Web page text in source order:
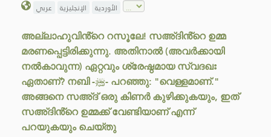
عربي الإنجليزية الأوردية
അല്ലാഹുവിൻ്റെ റസൂലേ! സഅ്ദിൻ്റെ ഉമ്മ
മരണപ്പെട്ടിരിക്കുന്നു. അതിനാൽ (അവർക്കായി
നൽകാവുന്ന) ഏറ്റവും ശ്രേഷ്ഠമായ സ്വദഖഃ
ഏതാണ്? നബി -ﷺ- പറഞ്ഞു: "വെള്ളമാണ്."
അങ്ങനെ സഅ്ദ് ഒരു കിണർ കുഴിക്കുകയും, ഇത്
സഅ്ദിൻ്റെ ഉമ്മക്ക് വേണ്ടിയാണ് എന്ന്
പറയുകയും ചെയ്തു